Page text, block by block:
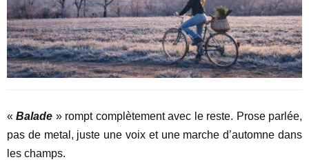
«Balade » rompt complètement avec le reste. Prose parlée,
pas de metal, juste une voix et une marche d’automne dans
les champs.